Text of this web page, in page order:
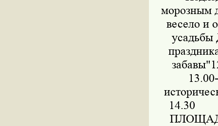
морозным
весело и
усадьбы
14.30